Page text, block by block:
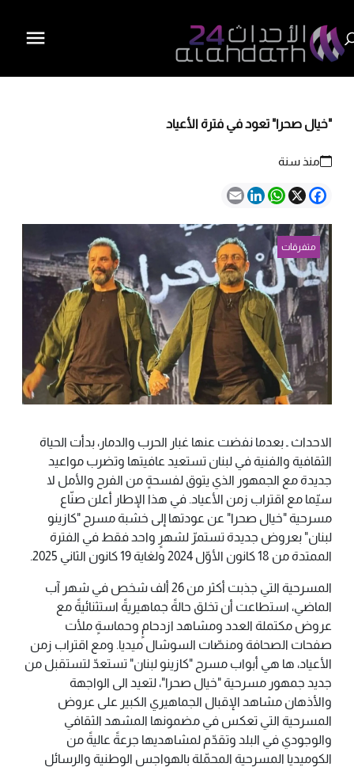
"خيال صحرا" تعود في فترة الأعياد
منذ سنة
Facebook
X
WhatsApp
LinkedIn
Email
متفرقات
الاحداث ـ بعدما نفضت عنها غبار الحرب والدمار، بدأت الحياة
الثقافية والفنية في لبنان تستعيد عافيتها وتضرب مواعيد
جديدة مع الجمهور الذي يتوق لفسحةٍ من الفرح والأمل لا
سيّما مع اقتراب زمن الأعياد. في هذا الإطار أعلن صنّاع
مسرحية "خيال صحرا" عن عودتها إلى خشبة مسرح "كازينو
لبنان" بعروض جديدة تستمرّ لشهرٍ واحد فقط في الفترة
الممتدة من 18 كانون الأوّل 2024 ولغاية 19 كانون الثاني 2025.
المسرحية التي جذبت أكثر من 26 ألف شخص في شهر آب
الماضي، استطاعت أن تخلق حالةً جماهيريةً استثنائيةً مع
عروض مكتملة العدد ومشاهد ازدحامٍ وحماسةٍ ملأت
صفحات الصحافة ومنصّات السوشال ميديا. ومع اقتراب زمن
الأعياد، ها هي أبواب مسرح "كازينو لبنان" تستعدّ لتستقبل من
جديد جمهور مسرحية "خيال صحرا"، لتعيد الى الواجهة
والأذهان مشاهد الإقبال الجماهيري الكبير على عروض
المسرحية التي تعكس في مضمونها المشهد الثقافي
والوجودي في البلد وتقدّم لمشاهديها جرعةً عاليةً من
الكوميديا المسرحية المحمّلة بالهواجس الوطنية والرسائل